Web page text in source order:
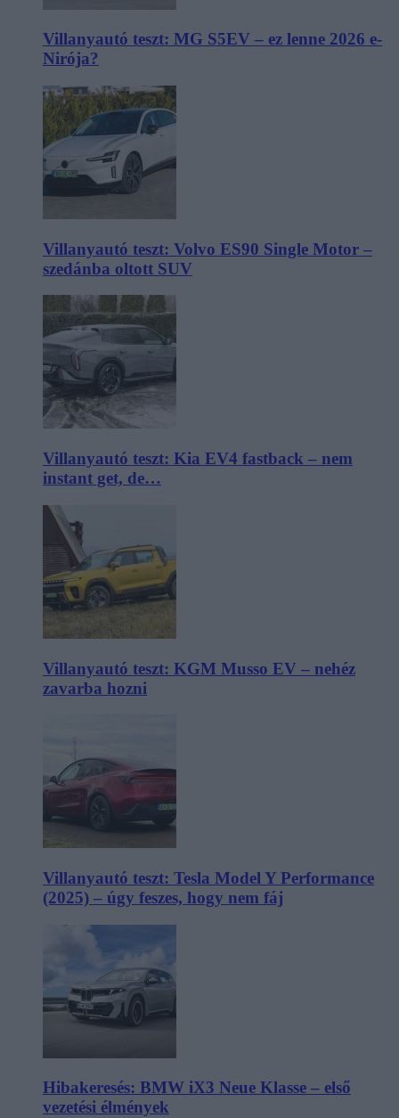
Villanyautó teszt: MG S5EV – ez lenne 2026 e-
Nirója?
Villanyautó teszt: Volvo ES90 Single Motor –
szedánba oltott SUV
Villanyautó teszt: Kia EV4 fastback – nem
instant get, de…
Villanyautó teszt: KGM Musso EV – nehéz
zavarba hozni
Villanyautó teszt: Tesla Model Y Performance
(2025) – úgy feszes, hogy nem fáj
Hibakeresés: BMW iX3 Neue Klasse – első
vezetési élmények